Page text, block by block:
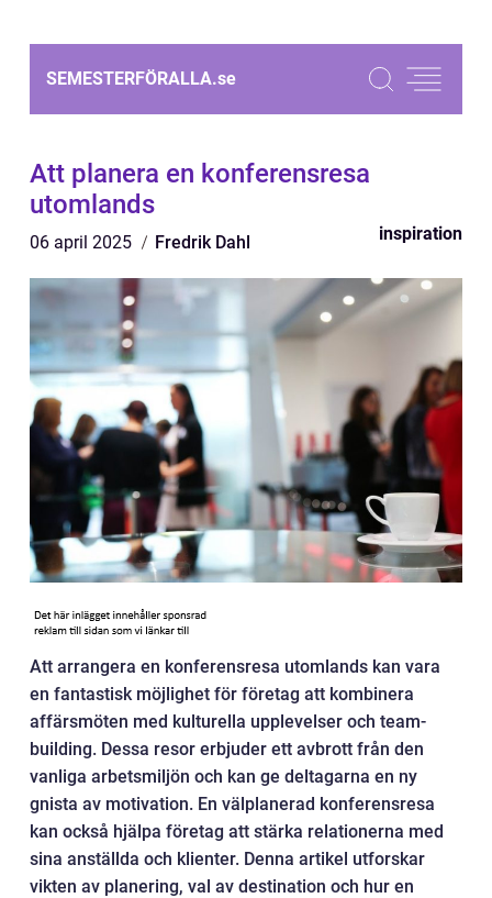
SEMESTERFÖRALLA.se
Att planera en konferensresa
utomlands
06 april 2025 Fredrik Dahl inspiration
Att arrangera en konferensresa utomlands kan vara
en fantastisk möjlighet för företag att kombinera
affärsmöten med kulturella upplevelser och team-
building. Dessa resor erbjuder ett avbrott från den
vanliga arbetsmiljön och kan ge deltagarna en ny
gnista av motivation. En välplanerad konferensresa
kan också hjälpa företag att stärka relationerna med
sina anställda och klienter. Denna artikel utforskar
vikten av planering, val av destination och hur en